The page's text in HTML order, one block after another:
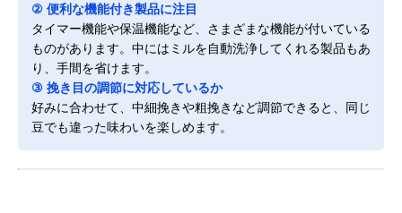
② 便利な機能付き製品に注目
タイマー機能や保温機能など、さまざまな機能が付いている
ものがあります。中にはミルを自動洗浄してくれる製品もあ
り、手間を省けます。
③ 挽き目の調節に対応しているか
好みに合わせて、中細挽きや粗挽きなど調節できると、同じ
豆でも違った味わいを楽しめます。